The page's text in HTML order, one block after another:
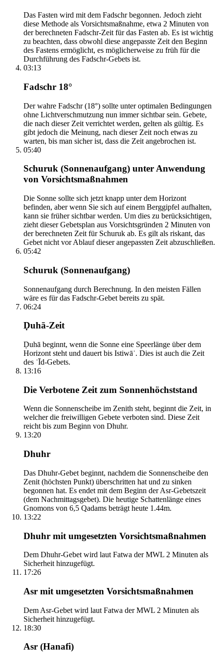
Das Fasten wird mit dem Fadschr begonnen. Jedoch zieht
diese Methode als Vorsichtsmaßnahme, etwa 2 Minuten von
der berechneten Fadschr-Zeit für das Fasten ab. Es ist wichtig
zu beachten, dass obwohl diese angepasste Zeit den Beginn
des Fastens ermöglicht, es möglicherweise zu früh für die
Durchführung des Fadschr-Gebets ist.
03:13
Fadschr 18°
Der wahre Fadschr (18°) sollte unter optimalen Bedingungen
ohne Lichtverschmutzung nun immer sichtbar sein. Gebete,
die nach dieser Zeit verrichtet werden, gelten als gültig. Es
gibt jedoch die Meinung, nach dieser Zeit noch etwas zu
warten, bis man sicher ist, dass die Zeit angebrochen ist.
05:40
Schuruk (Sonnenaufgang) unter Anwendung
von Vorsichtsmaßnahmen
Die Sonne sollte sich jetzt knapp unter dem Horizont
befinden, aber wenn Sie sich auf einem Berggipfel aufhalten,
kann sie früher sichtbar werden. Um dies zu berücksichtigen,
zieht dieser Gebetsplan aus Vorsichtsgründen 2 Minuten von
der berechneten Zeit für Schuruk ab. Es gilt als riskant, das
Gebet nicht vor Ablauf dieser angepassten Zeit abzuschließen.
05:42
Schuruk (Sonnenaufgang)
Sonnenaufgang durch Berechnung. In den meisten Fällen
wäre es für das Fadschr-Gebet bereits zu spät.
06:24
Ḍuhā-Zeit
Ḍuhā beginnt, wenn die Sonne eine Speerlänge über dem
Horizont steht und dauert bis Istiwāʾ. Dies ist auch die Zeit
des ʿĪd-Gebets.
13:16
Die Verbotene Zeit zum Sonnenhöchststand
Wenn die Sonnenscheibe im Zenith steht, beginnt die Zeit, in
welcher die freiwilligen Gebete verboten sind. Diese Zeit
reicht bis zum Beginn von Dhuhr.
13:20
Dhuhr
Das Dhuhr-Gebet beginnt, nachdem die Sonnenscheibe den
Zenit (höchsten Punkt) überschritten hat und zu sinken
begonnen hat. Es endet mit dem Beginn der Asr-Gebetszeit
(dem Nachmittagsgebet). Die heutige Schattenlänge eines
Gnomons von 6,5 Qadams beträgt heute 1.44m.
13:22
Dhuhr mit umgesetzten Vorsichtsmaßnahmen
Dem Dhuhr-Gebet wird laut Fatwa der MWL 2 Minuten als
Sicherheit hinzugefügt.
17:26
Asr mit umgesetzten Vorsichtsmaßnahmen
Dem Asr-Gebet wird laut Fatwa der MWL 2 Minuten als
Sicherheit hinzugefügt.
18:30
Asr (Hanafi)